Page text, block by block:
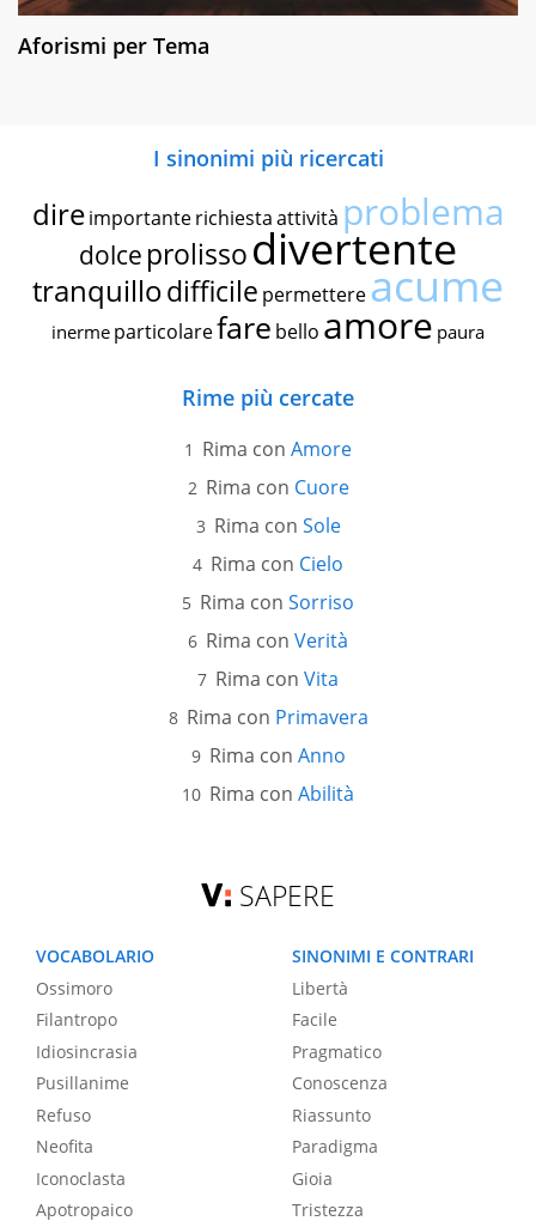
Aforismi per Tema
I sinonimi più ricercati
dire importante richiestaattività problema
dolce prolissodivertente
tranquillodifficile permettereacume
inerme particolarefare bello amore paura
Rime più cercate
Rima con Amore
Rima con Cuore
Rima con Sole
Rima con Cielo
Rima con Sorriso
Rima con Verità
Rima con Vita
Rima con Primavera
Rima con Anno
Rima con Abilità
SAPERE
VOCABOLARIO
Ossimoro
Filantropo
Idiosincrasia
Pusillanime
Refuso
Neofita
Iconoclasta
Apotropaico
SINONIMI E CONTRARI
Libertà
Facile
Pragmatico
Conoscenza
Riassunto
Paradigma
Gioia
Tristezza